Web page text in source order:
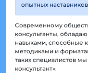
опытных
Современному
консультанты,
навыками, способные
методиками и
таких специалистов
консультант».